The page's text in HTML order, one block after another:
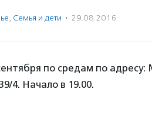
, Семья и дети · 29.08.2016
по средам по
4. Начало в 19.00.